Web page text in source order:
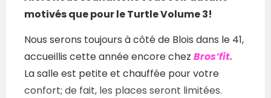
motivés que pour le Turtle Volume 3!
Nous serons toujours à côté de Blois dans le 41,
accueillis cette année encore chez Bros’fit.
La salle est petite et chauffée pour votre
confort; de fait, les places seront limitées.